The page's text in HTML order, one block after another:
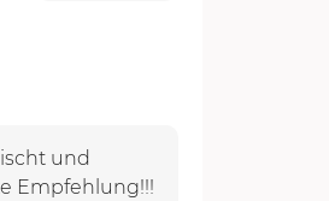
und
Empfehlung!!!